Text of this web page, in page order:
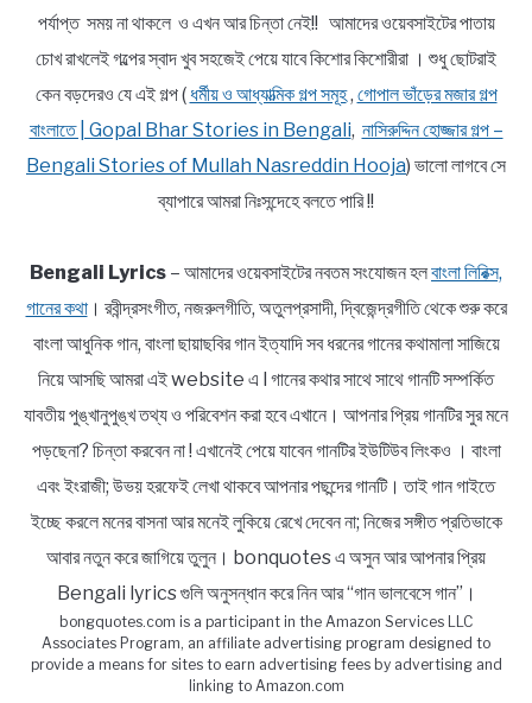
পর্যাপ্ত সময় না থাকলে ও এখন আর চিন্তা নেই!! আমাদের ওয়েবসাইটের পাতায়
চোখ রাখলেই গল্পের স্বাদ খুব সহজেই পেয়ে যাবে কিশোর কিশোরীরা । শুধু ছোটরাই
কেন বড়দেরও যে এই গল্প ( ধর্মীয় ও আধ্যাত্মিক গল্প সমূহ, গোপাল ভাঁড়ের মজার গল্প
বাংলাতে | Gopal Bhar Stories in Bengali, নাসিরুদ্দিন হোজ্জার গল্প –
Bengali Stories of Mullah Nasreddin Hooja) ভালো লাগবে সে
ব্যাপারে আমরা নিঃসন্দেহে বলতে পারি !!
Bengali Lyrics – আমাদের ওয়েবসাইটের নবতম সংযোজন হলবাংলা লিরিক্স,
গানের কথা। রবীন্দ্রসংগীত, নজরুলগীতি, অতুলপ্রসাদী, দ্বিজেন্দ্রগীতি থেকে শুরু করে
বাংলা আধুনিক গান, বাংলা ছায়াছবির গান ইত্যাদি সব ধরনের গানের কথামালা সাজিয়ে
নিয়ে আসছি আমরা এই website এ l গানের কথার সাথে সাথে গানটি সম্পর্কিত
যাবতীয় পুঙ্খানুপুঙ্খ তথ্য ও পরিবেশন করা হবে এখানে। আপনার প্রিয় গানটির সুর মনে
পড়ছেনা? চিন্তা করবেন না ! এখানেই পেয়ে যাবেন গানটির ইউটিউব লিংকও । বাংলা
এবং ইংরাজী; উভয় হরফেই লেখা থাকবে আপনার পছন্দের গানটি। তাই গান গাইতে
ইচ্ছে করলে মনের বাসনা আর মনেই লুকিয়ে রেখে দেবেন না; নিজের সঙ্গীত প্রতিভাকে
আবার নতুন করে জাগিয়ে তুলুন। bonquotes এ অসুন আর আপনার প্রিয়
Bengali lyrics গুলি অনুসন্ধান করে নিন আর “গান ভালবেসে গান”।
bongquotes.com is a participant in the Amazon Services LLC
Associates Program, an affiliate advertising program designed to
provide a means for sites to earn advertising fees by advertising and
linking to Amazon.com